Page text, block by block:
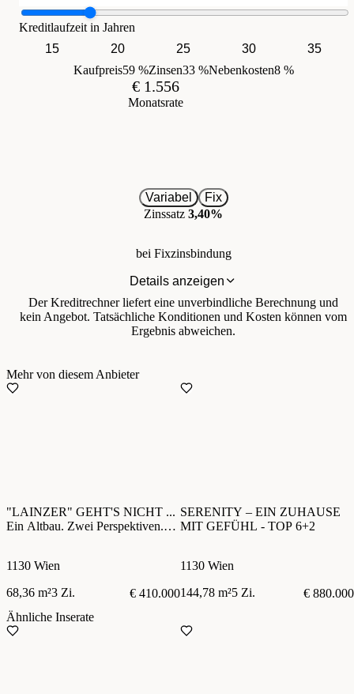
Kreditlaufzeit in Jahren
15
20 25 30
35
Kaufpreis59 %Zinsen33 %Nebenkosten8 %
€ 1.556
Monatsrate
Variabel
Fix
Zinssatz 3,40%
bei Fixzinsbindung
Details anzeigen
Der Kreditrechner liefert eine unverbindliche Berechnung und
kein Angebot. Tatsächliche Konditionen und Kosten können vom
Ergebnis abweichen.
Mehr von diesem Anbieter
"LAINZER" GEHT'S NICHT ...
Ein Altbau. Zwei Perspektiven.
1130 Wien
68,36 m²3 Zi. € 410.000
SERENITY – EIN ZUHAUSE
MIT GEFÜHL - TOP 6+2
1130 Wien
144,78 m²5 Zi.
€ 880.000
Ähnliche Inserate